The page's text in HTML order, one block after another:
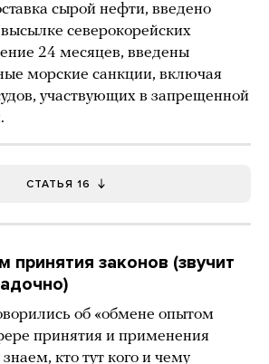
сырой нефти, введено
северокорейских
24 месяцев, введены
морские санкции, включая
участвующих в запрещенной
СТАТЬЯ 16
законов (звучит
об «обмене опытом
принятия и применения
кто тут кого и чему